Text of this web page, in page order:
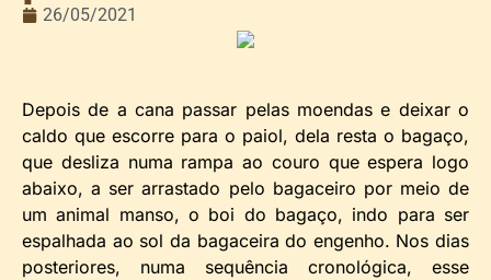
26/05/2021
Depois de a cana passar pelas moendas e deixar o
caldo que escorre para o paiol, dela resta o bagaço,
que desliza numa rampa ao couro que espera logo
abaixo, a ser arrastado pelo bagaceiro por meio de
um animal manso, o boi do bagaço, indo para ser
espalhada ao sol da bagaceira do engenho. Nos dias
posteriores, numa sequência cronológica, esse